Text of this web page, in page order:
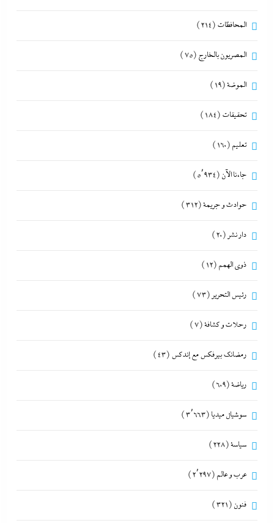
المحافظات (214)
المصريون بالخارج (75)
الموضة(19)
تحقيقات (184)
تعليم (160)
جاءنا الآن (5٬934)
حوادث و جريمة(312)
دار نشر (20)
ذوى الهمم (12)
رئيس التحرير (73)
رحلات و كشافة(7)
رمضانك بيرفكس مع إندكس (43)
رياضة(609)
سوشيال ميديا (3٬663)
سياسة(228)
عرب و عالم (2٬297)
فنون (321)